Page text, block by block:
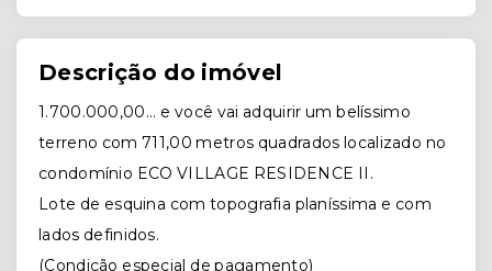
Descrição do imóvel
1.700.000,00... e você vai adquirir um belíssimo
terreno com 711,00 metros quadrados localizado no
condomínio ECO VILLAGE RESIDENCE II.
Lote de esquina com topografia planíssima e com
lados definidos.
(Condição especial de pagamento)